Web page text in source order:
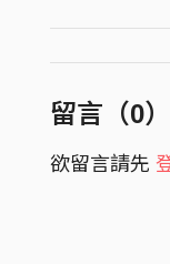
晨曦究竟何
妄想某天可
留言（0）
欲留言請先